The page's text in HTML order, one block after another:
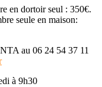
en dortoir seul : 350€.
seule en maison:
au 06 24 54 37 11
à 9h30